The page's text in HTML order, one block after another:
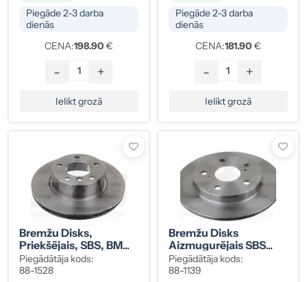
Piegāde 2-3 darba
dienās
CENA:198.90 €
- +
Ielikt grozā
Piegāde 2-3 darba
dienās
CENA:181.90 €
- +
Ielikt grozā
Bremžu Disks,
Priekšējais, SBS, BMW
34116764641 (2 Gab.
Komplekts)
Piegādātāja kods:
88-1528
Bremžu Disks
Aizmugurējais SBS
Toyota 42431-02190
Piegādātāja kods:
88-1139